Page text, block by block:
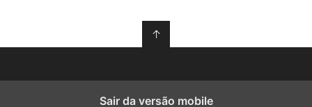
↑
Sair da versão mobile